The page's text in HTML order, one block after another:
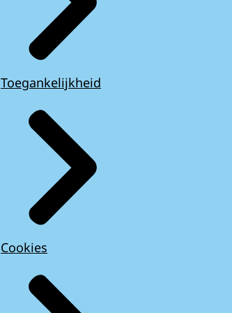
Toegankelijkheid
Cookies